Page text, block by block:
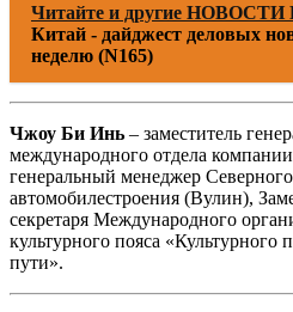
Читайте и другие
Китай - дайджест деловых
неделю (N165)
Чжоу Би Инь – заместитель
международного отдела
генеральный менеджер
автомобилестроения (Вулин),
секретаря Международного
культурного пояса «Культурного
пути».